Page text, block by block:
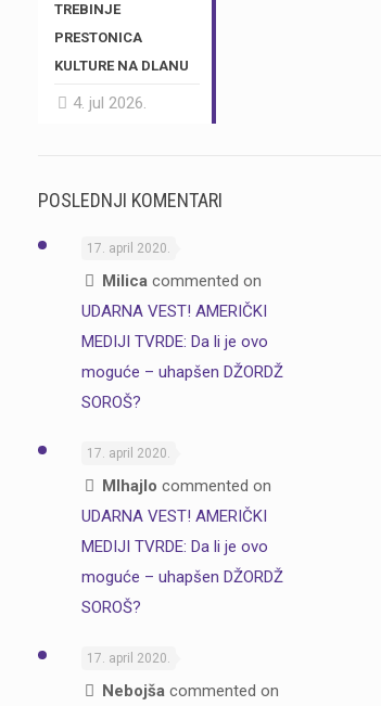
TREBINJE
PRESTONICA
KULTURE NA DLANU
4. jul 2026.
POSLEDNJI KOMENTARI
17. april 2020.
Milicacommented on
UDARNA VEST! AMERIČKI
MEDIJI TVRDE: Da li je ovo
moguće – uhapšen DŽORDŽ
SOROŠ?
17. april 2020.
MIhajlo commented on
UDARNA VEST! AMERIČKI
MEDIJI TVRDE: Da li je ovo
moguće – uhapšen DŽORDŽ
SOROŠ?
17. april 2020.
Nebojšacommented on